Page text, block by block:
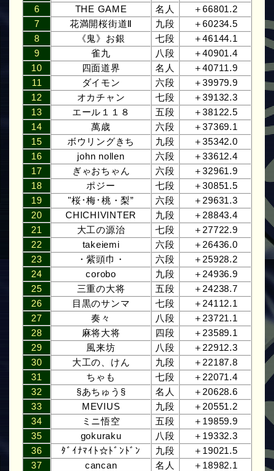
6
THE GAME 名人
＋66801.2
7
花満開桜街道Ⅱ 九段
＋60234.5
8
《鬼》お銀 七段
＋46144.1
9
雀九 八段
＋40901.4
10
四面道界 名人
＋40711.9
11
ダイモン 六段
＋39979.9
12
オカチャン 七段
＋39132.3
13
エール１１８ 五段
＋38122.5
14
萬歳 六段
＋37369.1
15
ボウリングきち 九段
＋35342.0
16
john nollen 六段
＋33612.4
17
ぎゃおちゃん 六段
＋32961.9
18
ポジー 七段
＋30851.5
19
"桜･梅･桃・梨” 六段
＋29631.3
20
CHICHIVINTER 九段
＋28843.4
21
大工の源治 七段
＋27722.9
22
takeiemi 六段
＋26436.0
23
・紫頭巾・ 六段
＋25928.2
24
corobo 九段
＋24936.9
25
三重の大将 五段
＋24238.7
26
目黒のサンマ 七段
＋24112.1
27
奏々 八段
＋23721.1
28
麻将大将 四段
＋23589.1
29
風来坊 八段
＋22912.3
30
大工の、けん 九段
＋22187.8
31
ちゃも 七段
＋22071.4
32
§あちゅう§ 名人
＋20628.6
33
MEVIUS 九段
＋20551.2
34
ミニ悟空 五段
＋19859.9
35
gokuraku 八段
＋19332.3
36
ﾀﾞｲﾅﾏｲﾄ☆ﾄﾞﾝﾄﾞﾝ 九段
＋19021.5
37
cancan 名人
＋18982.1